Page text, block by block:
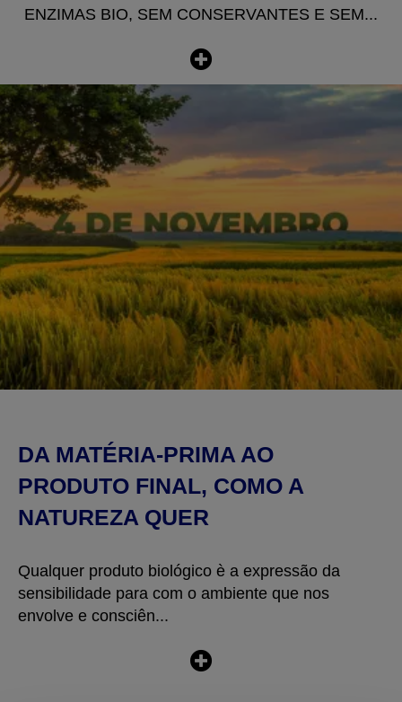
ENZIMAS BIO, SEM CONSERVANTES E SEM...
DA MATÉRIA-PRIMA AO
PRODUTO FINAL, COMO A
NATUREZA QUER
Qualquer produto biológico è a expressão da
sensibilidade para com o ambiente que nos
envolve e consciên...